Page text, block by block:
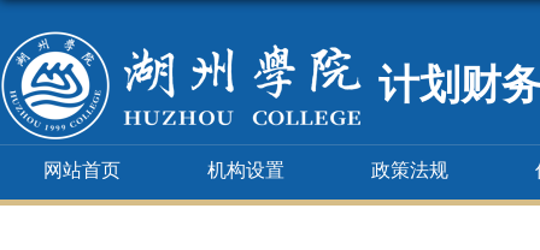
计划财
网站首页 机构设置 政策法规